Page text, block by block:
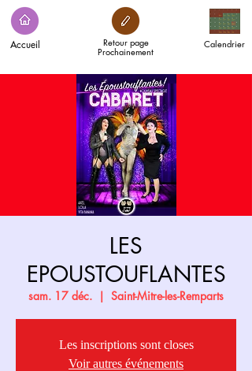
Accueil Calendrier
Retour page
Prochainement
LES
EPOUSTOUFLANTES
sam. 17 déc.
  |
Saint-Mitre-les-Remparts
Les inscriptions sont closes
Voir autres événements